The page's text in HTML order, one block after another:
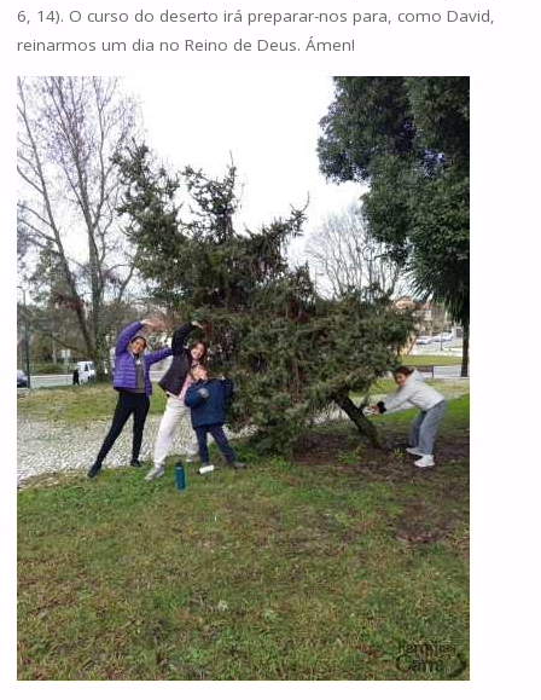
6, 14). O curso do deserto irá preparar-nos para, como David,
reinarmos um dia no Reino de Deus. Ámen!